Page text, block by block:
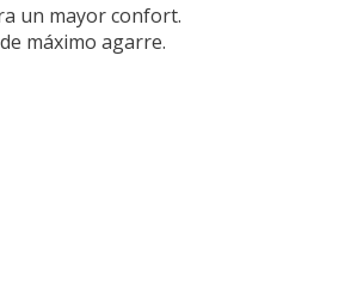
un mayor confort.
máximo agarre.